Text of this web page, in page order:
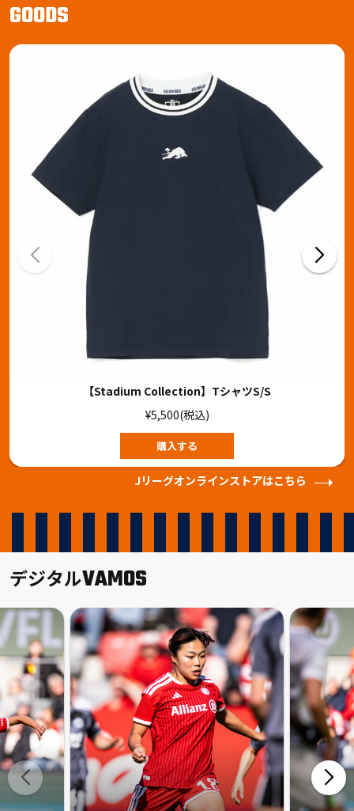
GOODS
【Stadium Collection】TシャツS/S
¥5,500(税込)
購入する
Jリーグオンラインストアはこちら
デジタルVAMOS